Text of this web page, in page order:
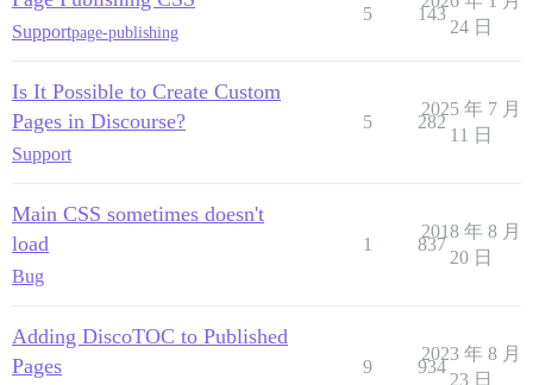
Supportpage-publishing
5 143
24 日
Is It Possible to Create Custom
Pages in Discourse?
Support
5 282
2025 年 7 月
11 日
Main CSS sometimes doesn't
load
Bug
1 837
2018 年 8 月
20 日
Adding DiscoTOC to Published
Pages
9 934
2023 年 8 月
23 日